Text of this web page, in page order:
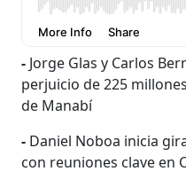
- Jorge Glas y Carlos
perjuicio de 225
de Manabí
- Daniel Noboa inicia
con reuniones clave en